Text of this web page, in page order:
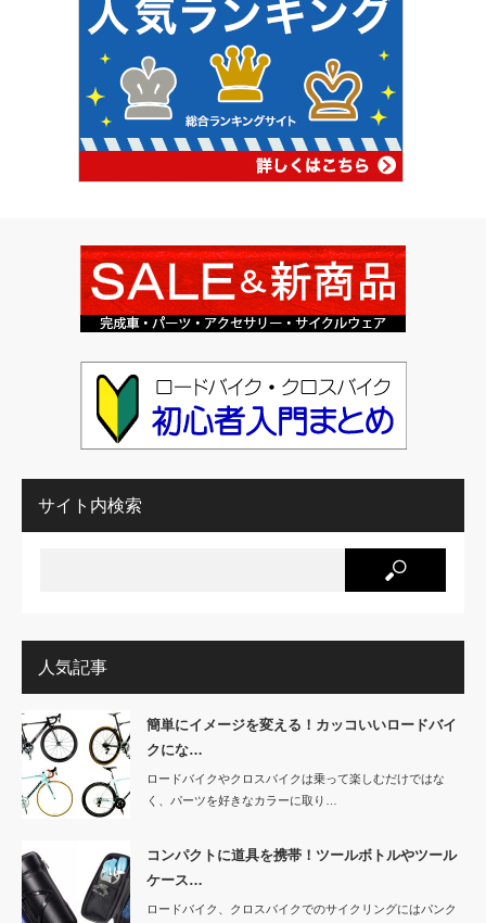
サイト内検索
人気記事
簡単にイメージを変える！カッコいいロードバイ
クにな…
ロードバイクやクロスバイクは乗って楽しむだけではな
く、パーツを好きなカラーに取り…
コンパクトに道具を携帯！ツールボトルやツール
ケース…
ロードバイク、クロスバイクでのサイクリングにはパンク